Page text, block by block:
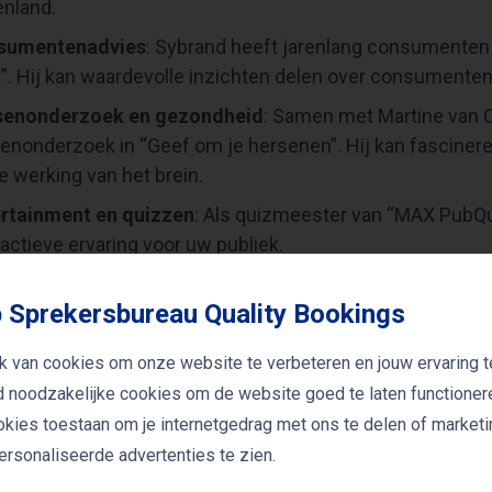
: Sybrand heeft jarenlang
Hij kan waardevolle inzichten delen over
en gezondheid: Samen met Martine van
in “Geef om je hersenen”. Hij kan
werking van het brein.
en quizzen: Als quizmeester van “MAX
ervaring voor uw publiek.
Niessen als spreker boekt, heeft u de flexibiliteit
Hij kan een boeiende lezing verzorgen die
van Sybrand Niessen
Sprekersbureau Quality Bookings
van cookies om onze website te verbeteren en jouw ervaring
noodzakelijke cookies om de website goed te laten
toestaan om je internetgedrag met ons te delen of
advertenties te zien.